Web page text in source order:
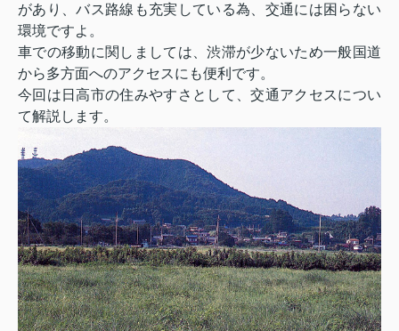
があり、バス路線も充実している為、交通には困らない
環境ですよ。
車での移動に関しましては、渋滞が少ないため一般国道
から多方面へのアクセスにも便利です。
今回は日高市の住みやすさとして、交通アクセスについ
て解説します。